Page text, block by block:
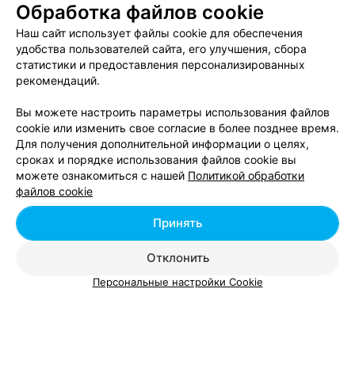
Стоматологический кабинет
Полоцк, ул. Свердлова, 22
СТОМАТОЛОГИЧЕСКОЕ УЧРЕЖДЕНИЕ
Дентэк
Полоцк, ул. Успенская, 3/2-5 до 19:00
Полоцкая стоматологическая поликлиника
Полоцк, ул. Бровки, 73 до 20:00
Вам будет интересно
Обработка файлов cookie
Наш сайт использует файлы cookie для обеспечения
удобства пользователей сайта, его улучшения, сбора
статистики и предоставления персонализированных
рекомендаций.
Вы можете настроить параметры использования файлов
cookie или изменить свое согласие в более позднее время.
Для получения дополнительной информации о целях,
сроках и порядке использования файлов cookie вы
можете ознакомиться с нашей Политикой обработки
файлов cookie
Отклонить
Принять
Персональные настройки Cookie